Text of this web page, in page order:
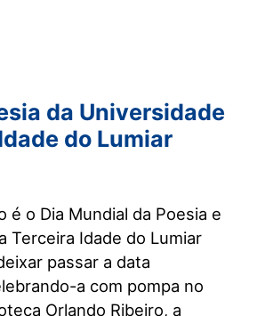
da Universidade
do Lumiar
é o Dia Mundial da Poesia e
Terceira Idade do Lumiar
passar a data
a com pompa no
Orlando Ribeiro, a